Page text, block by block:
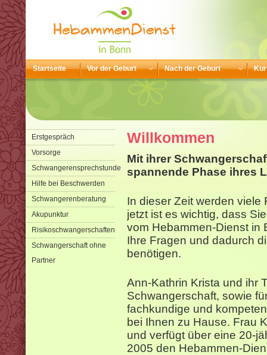
Startseite Vor der Geburt Nach der Geburt
Erstgespräch
Vorsorge
Schwangerensprechstunde
Hilfe bei Beschwerden
Schwangerenberatung
Akupunktur
Risikoschwangerschaften
Schwangerschaft ohne
Partner
Willkommen
Mit ihrer
spannende Phase ihres
In dieser Zeit werden
jetzt ist es wichtig, dass
vom Hebammen-Dienst in
Ihre Fragen und dadurch
benötigen.
Ann-Kathrin Krista und ihr
Schwangerschaft, sowie
fachkundige und
bei Ihnen zu Hause. Frau
und verfügt über eine 20-
2005 den Hebammen-